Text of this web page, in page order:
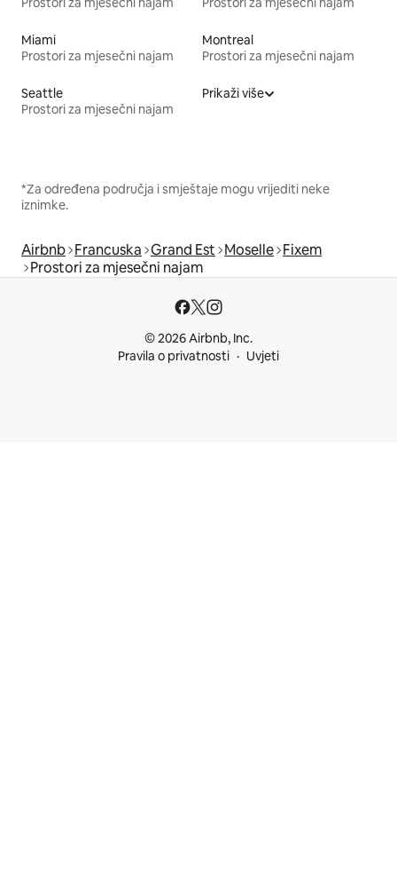
Miami
Prostori za mjesečni najam
Montreal
Prostori za mjesečni najam
Seattle
Prostori za mjesečni najam
Prikaži više
*Za određena područja i smještaje mogu vrijediti neke
iznimke.
Airbnb Francuska Grand Est Moselle Fixem
Prostori za mjesečni najam
© 2026 Airbnb, Inc.
Pravila o privatnosti
Uvjeti